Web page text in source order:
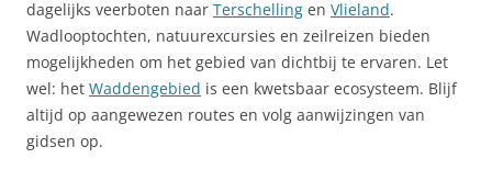
dagelijks veerboten naar Terschelling en Vlieland.
Wadlooptochten, natuurexcursies en zeilreizen bieden
mogelijkheden om het gebied van dichtbij te ervaren. Let
wel: het Waddengebied is een kwetsbaar ecosysteem. Blijf
altijd op aangewezen routes en volg aanwijzingen van
gidsen op.